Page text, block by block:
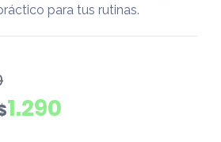
para tus rutinas.
1.290